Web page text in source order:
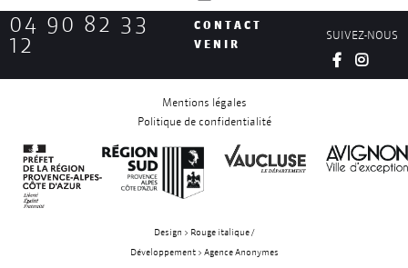
04 90 82 33
12
CONTACT
VENIR
SUIVEZ-NOUS
Mentions légales
Politique de confidentialité
Design > Rouge italique /
Développement > Agence Anonymes